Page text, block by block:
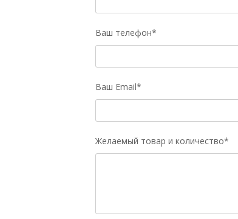
Ваш телефон*
Ваш Email*
Желаемый товар и количество*